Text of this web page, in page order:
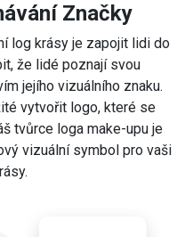
Značky
log krásy je zapojit lidi do
že lidé poznají svou
jejího vizuálního znaku.
vytvořit logo, které se
tvůrce loga make-upu je
vizuální symbol pro vaši